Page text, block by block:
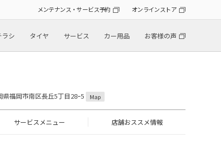
メンテナンス・サービス予約 オンラインストア
シ タイヤ サービス カー用品 お客様の声
福岡市南区長丘5丁目28ｰ5 Map
サービスメニュー 店舗おススメ情報